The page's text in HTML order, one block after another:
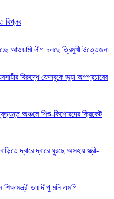
বিপ্লব
আওয়ামী লীগ চলছে ত্রিমুখী উত্তেজনা
বিরুদ্ধে ফেসবুকে ভুয়া অপপ্রচারের
অঞ্চলে শিশু-কিশোরদের ক্রিকেট
দ্বারে দ্বারে ঘুরছে অসহায় স্ত্রী-
ডাঃ দীপু মনি এমপি